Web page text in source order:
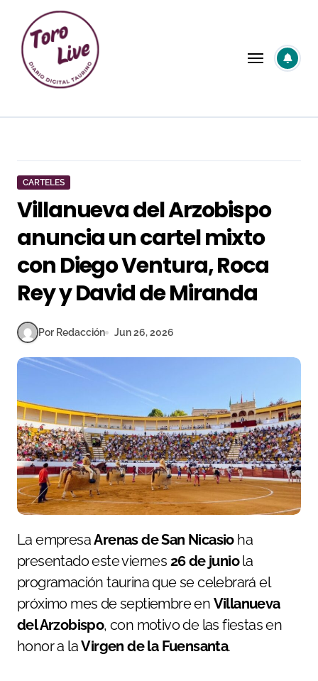
contenido
CARTELES
Villanueva del Arzobispo
anuncia un cartel mixto
con Diego Ventura, Roca
Rey y David de Miranda
Por Redacción Jun 26, 2026
La empresaArenas de San Nicasioha
presentado este viernes 26 de juniola
programación taurina que se celebrará el
próximo mes de septiembre en Villanueva
del Arzobispo, con motivo de las fiestas en
honor a laVirgen de la Fuensanta.